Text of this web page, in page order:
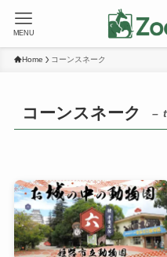
MENU
Home コーンスネーク
コーンスネーク –